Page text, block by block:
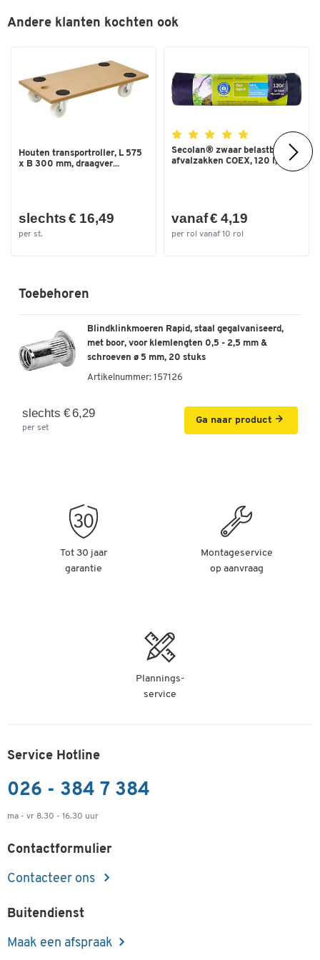
Met meetinstrumenten voor het bepalen van de
Levering in kunststof koffer
Incl. 150 klinknagels en 3 boren (3.2/4.0/4.8 mm)
Materiaal: staal, spuitgiet aluminium
Kleur: zwart-blauw
3 jaar garantie
Andere klanten kochten ook
Houten transportroller, L 575
x B 300 mm, draagver...
slechts € 16,49
per st.
Secolan® zwaar belastbare
afvalzakken COEX, 120 l,...
vanaf € 4,19
per rol vanaf 10 rol
Toebehoren
Blindklinkmoeren Rapid, staal gegalvaniseerd,
met boor, voor klemlengten 0,5 - 2,5 mm &
schroeven ø 5 mm, 20 stuks
Artikelnummer: 157126
slechts € 6,29
per set
Ga naar product
Tot 30 jaar
garantie
Montageservice
op aanvraag
Plannings-
service
Service Hotline
026 - 384 7 384
ma - vr 8.30 - 16.30 uur
Contactformulier
Contacteer ons
Buitendienst
Maak een afspraak